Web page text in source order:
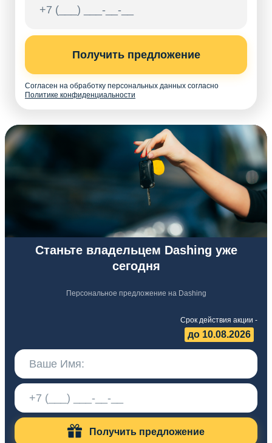
Получить предложение
Согласен на обработку персональных данных согласно
Политике конфиденциальности
Станьте владельцем Dashing уже
сегодня
Персональное предложение на Dashing
Срок действия акции -
до 10.08.2026
Получить предложение